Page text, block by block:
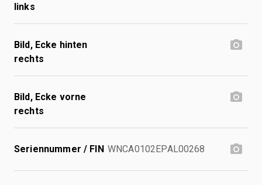
links
Bild, Ecke hinten
rechts
Bild, Ecke vorne
rechts
Seriennummer / FIN WNCA0102EPAL00268